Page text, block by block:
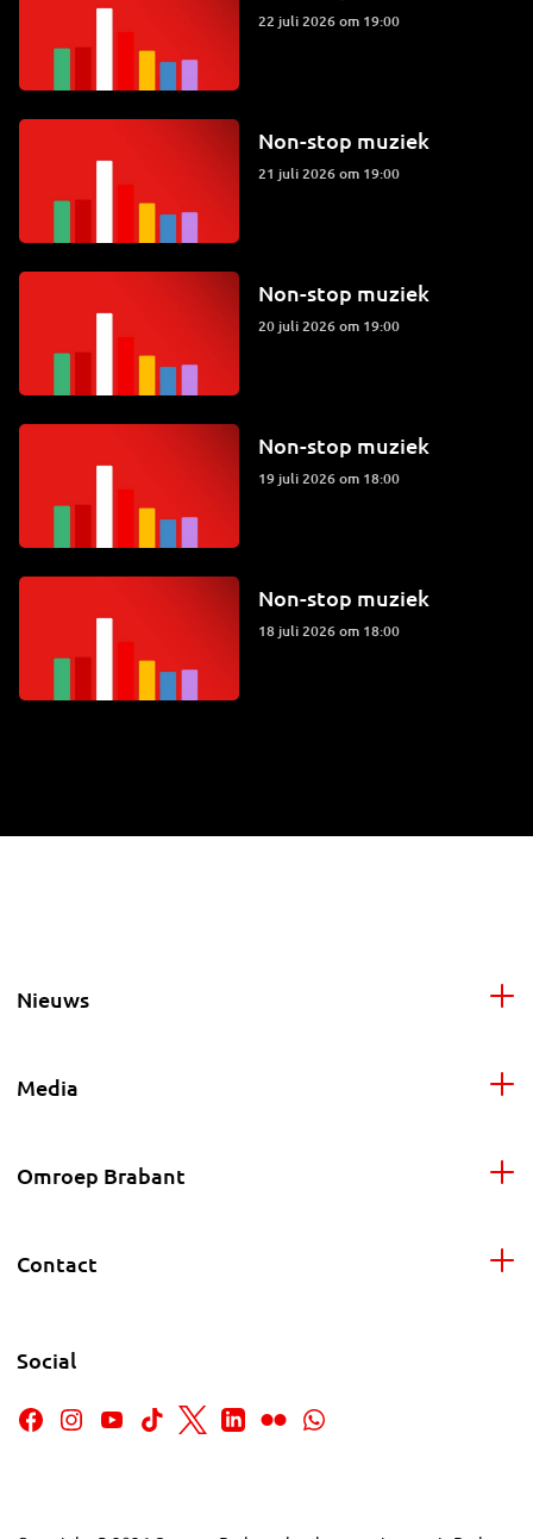
22 juli 2026 om 19:00
Non-stop muziek
21 juli 2026 om 19:00
Non-stop muziek
20 juli 2026 om 19:00
Non-stop muziek
19 juli 2026 om 18:00
Non-stop muziek
18 juli 2026 om 18:00
Nieuws
Media
Omroep Brabant
Contact
Social